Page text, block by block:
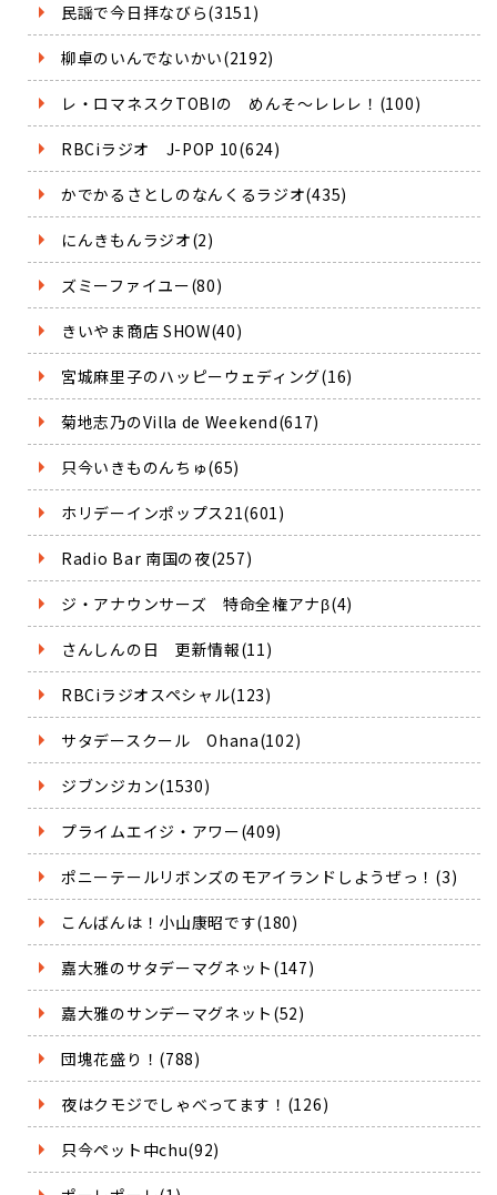
民謡で今日拝なびら(3151)
柳卓のいんでないかい(2192)
レ・ロマネスクTOBIの めんそ～レレレ！(100)
RBCiラジオ J-POP 10(624)
かでかるさとしのなんくるラジオ(435)
にんきもんラジオ(2)
ズミーファイユー(80)
きいやま商店 SHOW(40)
宮城麻里子のハッピーウェディング(16)
菊地志乃のVilla de Weekend(617)
只今いきものんちゅ(65)
ホリデーインポップス21(601)
Radio Bar 南国の夜(257)
ジ・アナウンサーズ 特命全権アナβ(4)
さんしんの日 更新情報(11)
RBCiラジオスペシャル(123)
サタデースクール Ohana(102)
ジブンジカン(1530)
プライムエイジ・アワー(409)
ポニーテールリボンズのモアイランドしようぜっ！(3)
こんばんは！小山康昭です(180)
嘉大雅のサタデーマグネット(147)
嘉大雅のサンデーマグネット(52)
団塊花盛り！(788)
夜はクモジでしゃべってます！(126)
只今ペット中chu(92)